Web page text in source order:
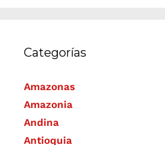
Categorías
Amazonas
Amazonia
Andina
Antioquia